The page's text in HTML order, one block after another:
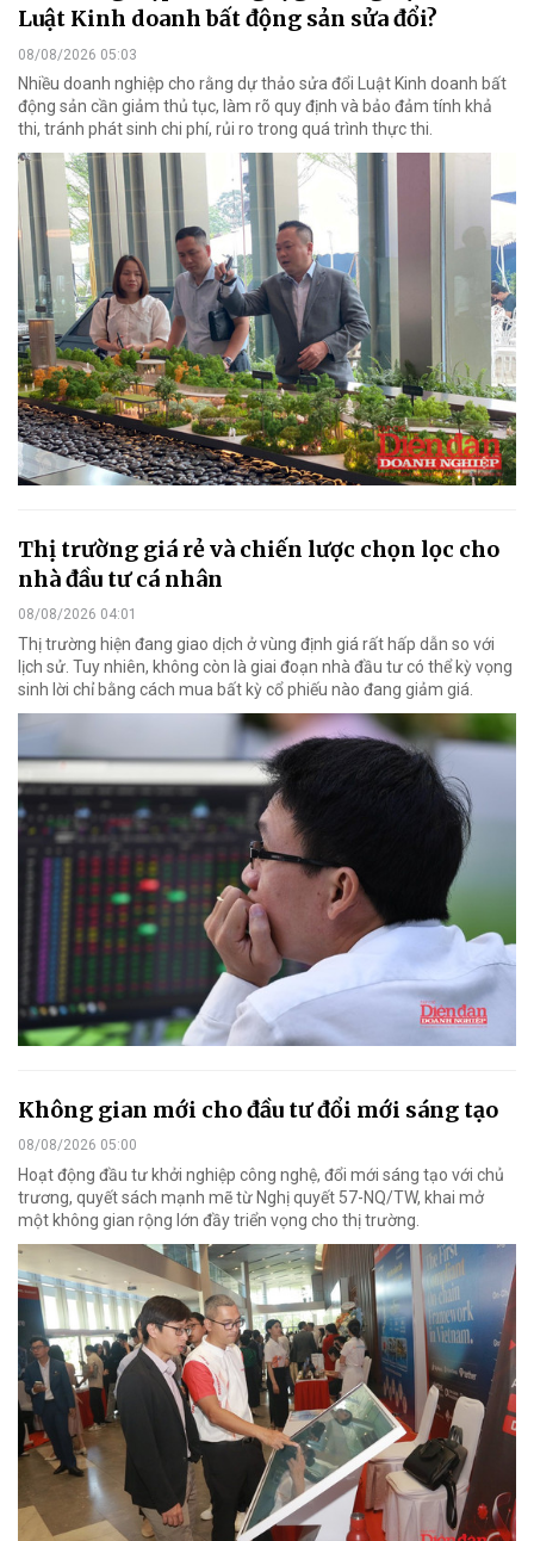
Luật Kinh doanh bất động sản sửa đổi?
08/08/2026 05:03
Nhiều doanh nghiệp cho rằng dự thảo sửa đổi Luật Kinh doanh bất
động sản cần giảm thủ tục, làm rõ quy định và bảo đảm tính khả
thi, tránh phát sinh chi phí, rủi ro trong quá trình thực thi.
Thị trường giá rẻ và chiến lược chọn lọc cho
nhà đầu tư cá nhân
08/08/2026 04:01
Thị trường hiện đang giao dịch ở vùng định giá rất hấp dẫn so với
lịch sử. Tuy nhiên, không còn là giai đoạn nhà đầu tư có thể kỳ vọng
sinh lời chỉ bằng cách mua bất kỳ cổ phiếu nào đang giảm giá.
Không gian mới cho đầu tư đổi mới sáng tạo
08/08/2026 05:00
Hoạt động đầu tư khởi nghiệp công nghệ, đổi mới sáng tạo với chủ
trương, quyết sách mạnh mẽ từ Nghị quyết 57-NQ/TW, khai mở
một không gian rộng lớn đầy triển vọng cho thị trường.